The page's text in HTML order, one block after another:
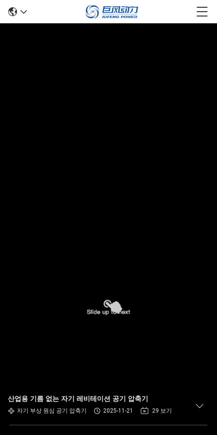
산업용 기름 없는 자기 레비테이션 공기 압축기
자기 부상 원심 공기 압축기 2025-11-21 29 보기